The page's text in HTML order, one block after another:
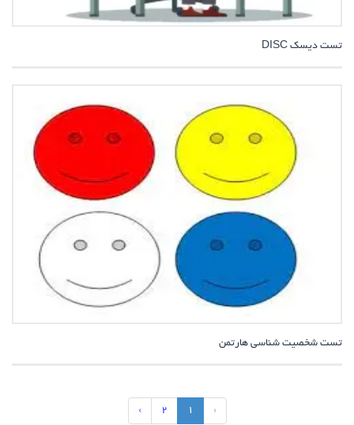
تست دیسک DISC
تست شخصیت شناسی هارتمن
‹
1
2
›